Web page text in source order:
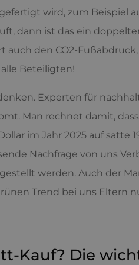
gefertigt wird, zum Beispiel
dann ist das ein
den CO2-
Beteiligten!
Experten für
Man rechnet damit,
im Jahr 2025 auf satte
Nachfrage von uns
werden. Auch der
Trend bei uns Eltern
Kauf? Die